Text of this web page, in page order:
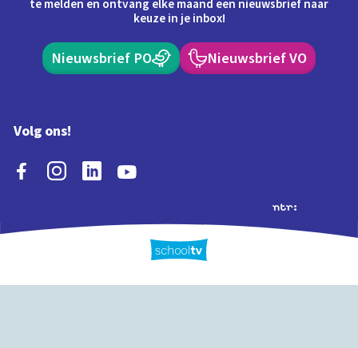
te melden en ontvang elke maand een nieuwsbrief naar
keuze in je inbox!
Nieuwsbrief PO Nieuwsbrief VO
Volg ons!